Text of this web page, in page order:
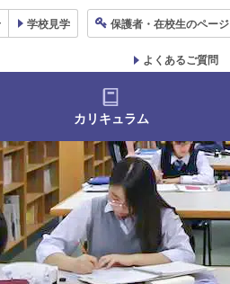
学校見学 保護者 ・在校生のページ
よくあるご質問
カリキュラム